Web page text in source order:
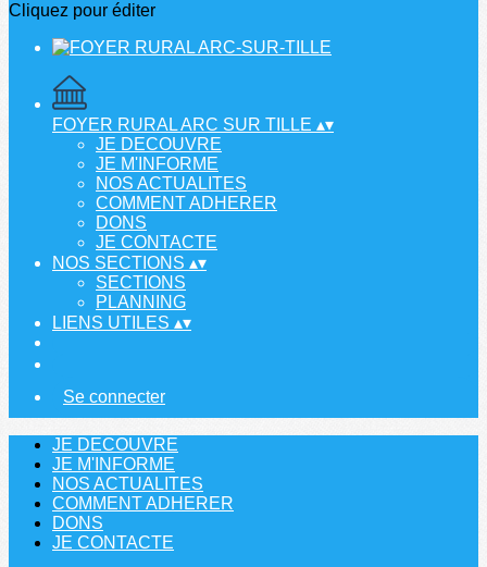
Cliquez pour éditer
FOYER RURAL ARC SUR TILLE ▴▾
JE DECOUVRE
JE M'INFORME
NOS ACTUALITES
COMMENT ADHERER
DONS
JE CONTACTE
NOS SECTIONS ▴▾
SECTIONS
PLANNING
LIENS UTILES ▴▾
Se connecter
JE DECOUVRE
JE M'INFORME
NOS ACTUALITES
COMMENT ADHERER
DONS
JE CONTACTE